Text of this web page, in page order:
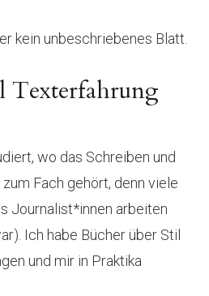
kein unbeschriebenes Blatt.
Texterfahrung
wo das Schreiben und
Fach gehört, denn viele
Journalist*innen arbeiten
Ich habe Bücher über Stil
und mir in Praktika